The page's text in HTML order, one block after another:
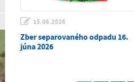
15.06.2026
Zber separovaného odpadu 16.
júna 2026